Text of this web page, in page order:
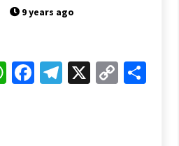
9 years ago
WhatsApp
Facebook
Telegram
X Copy